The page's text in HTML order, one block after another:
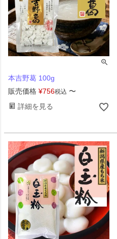
本吉野葛 100g
販売価格 ¥756税込 〜
詳細を見る